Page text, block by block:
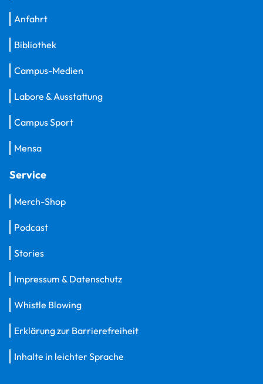
Anfahrt
Bibliothek
Campus-Medien
Labore & Ausstattung
Campus Sport
Mensa
Service
Merch-Shop
Podcast
Stories
Impressum & Datenschutz
Whistle Blowing
Erklärung zur Barrierefreiheit
Inhalte in leichter Sprache